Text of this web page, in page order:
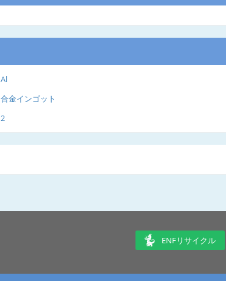
Al
合金インゴット
2
ENFリサイクル